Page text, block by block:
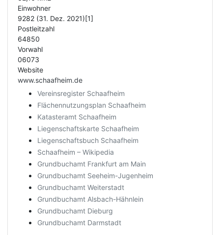
Einwohner
9282 (31. Dez. 2021)[1]
Postleitzahl
64850
Vorwahl
06073
Website
www.schaafheim.de
Vereinsregister Schaafheim
Flächennutzungsplan Schaafheim
Katasteramt Schaafheim
Liegenschaftskarte Schaafheim
Liegenschaftsbuch Schaafheim
Schaafheim – Wikipedia
Grundbuchamt Frankfurt am Main
Grundbuchamt Seeheim-Jugenheim
Grundbuchamt Weiterstadt
Grundbuchamt Alsbach-Hähnlein
Grundbuchamt Dieburg
Grundbuchamt Darmstadt